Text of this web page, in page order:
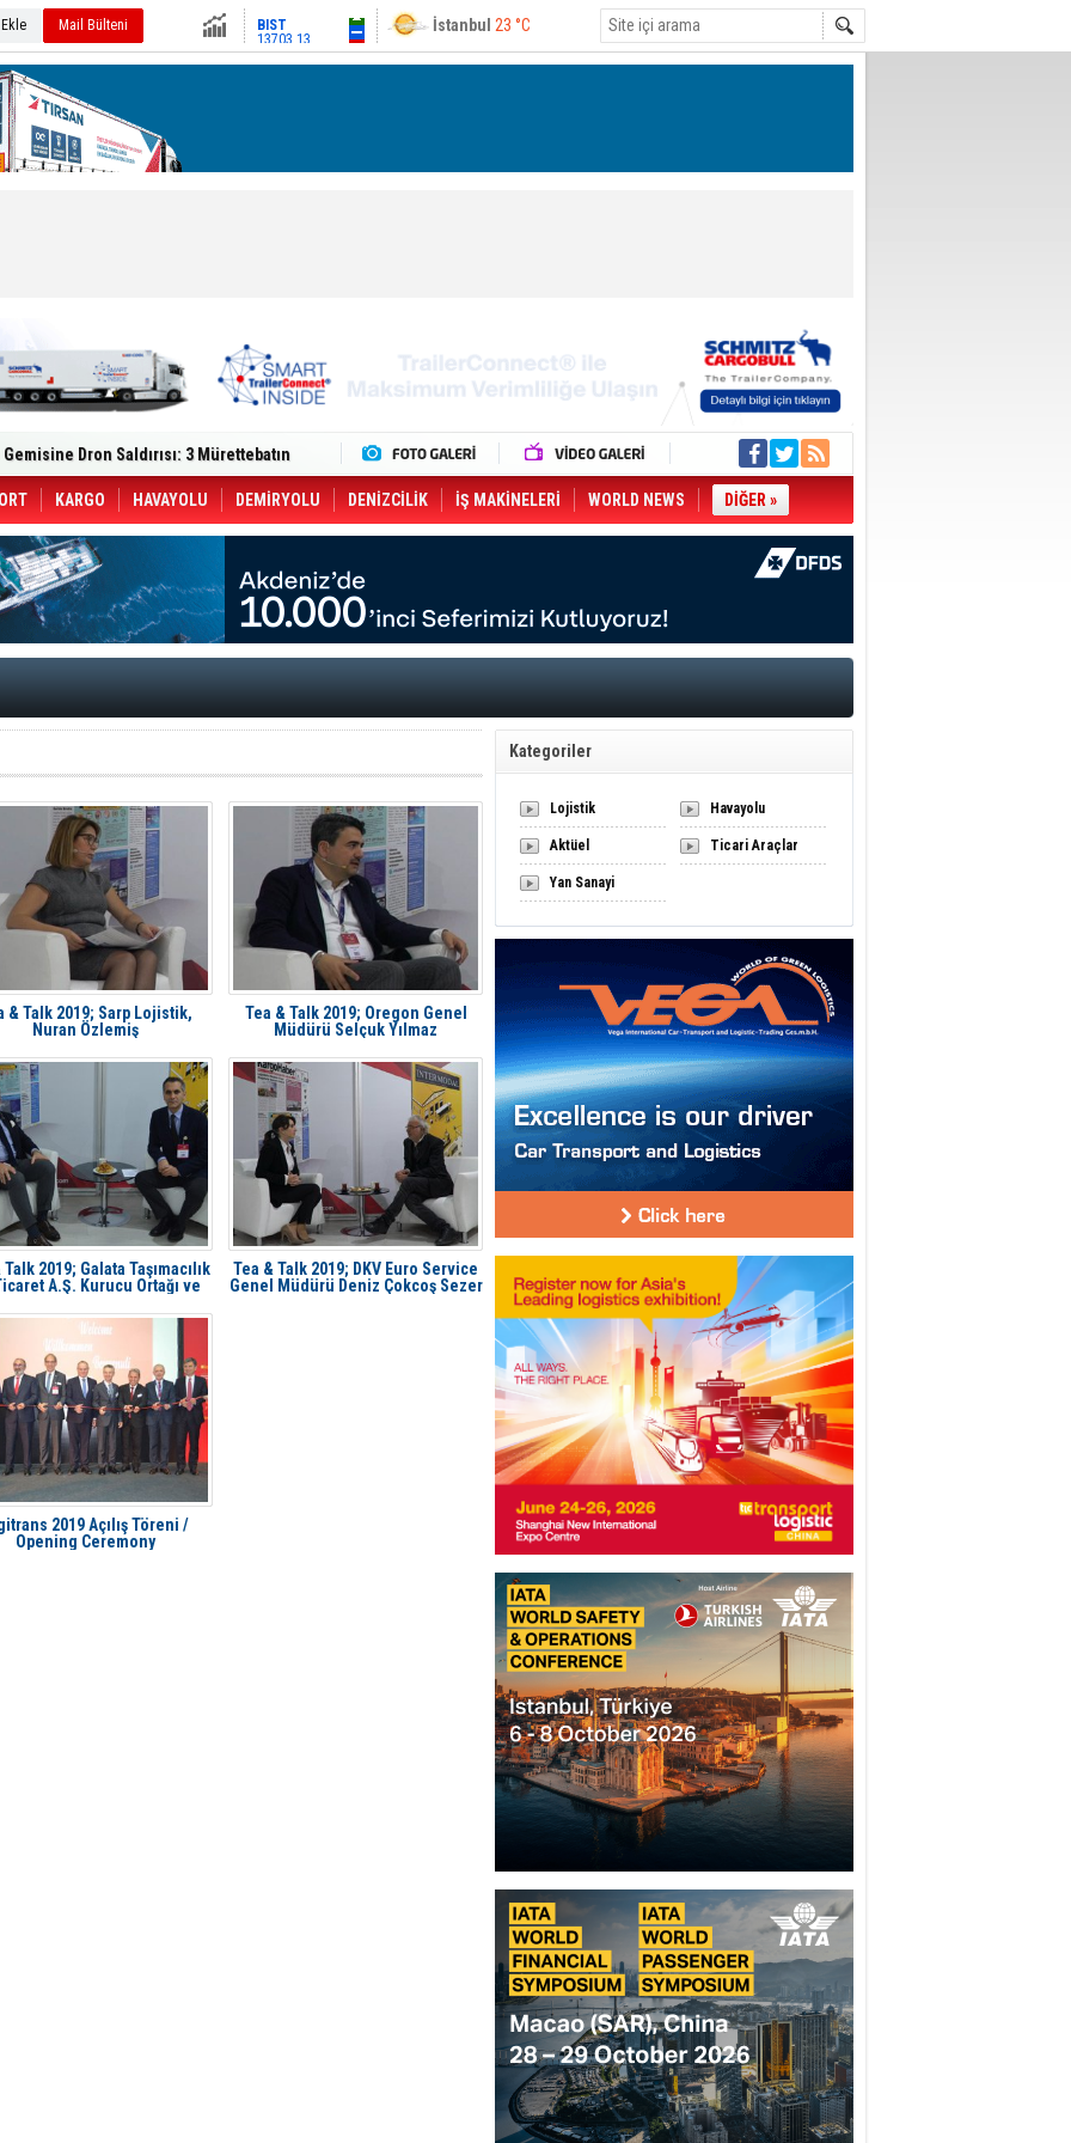
Mail Bülteni
13703.13
Altın6514.49
Ankara21 °C
Master Red EDITION'ı ÖKN Lojistik
CCO'su Oldu
49 Destinasyonda İndirimli Taşıma
Aybir Lojistik Filosuna Katıldı
Dergi)
Yönetimini Dijitalleştiriyor
in June, Up 8.5%
ile Güçlendirdi
Saadia Zahidi Getirildi. IATA Tarihinde İlk
Ankara ile Hizmet Ağını Güçlendirdi
KARGO HAVAYOLU DEMİRYOLU DENİZCİLİK İŞ MAKİNELERİ WORLD NEWS DİĞER »
& Talk 2019; Sarp Lojistik,
Nuran Özlemiş
Tea & Talk 2019; Oregon Genel
Müdürü Selçuk Yılmaz
2019; Galata Taşımacılık
A.Ş. Kurucu Ortağı ve
Tea & Talk 2019; DKV Euro Service
Genel Müdürü Deniz Çokcoş Sezer
2019 Açılış Töreni /
Opening Ceremony
Kategoriler
Lojistik Havayolu
Aktüel Ticari Araçlar
Yan Sanayi